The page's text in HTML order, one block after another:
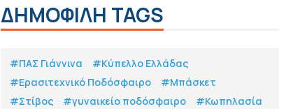
ΔΗΜΟΦΙΛΗ TAGS
#ΠΑΣ Γιάννινα
#Κύπελλο Ελλάδας
#Eρασιτεχνικό Ποδόσφαιρο
#Μπάσκετ
#Στίβος
#γυναικείο ποδόσφαιρο
#Κωπηλασία